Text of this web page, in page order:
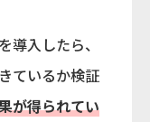
入したら、
ているか検証
が得られてい